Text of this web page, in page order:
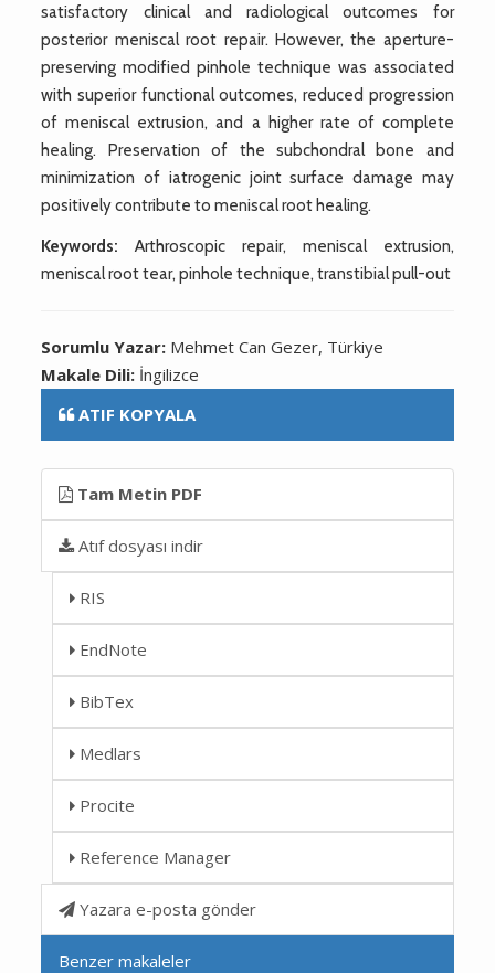
satisfactory clinical and radiological outcomes for
posterior meniscal root repair. However, the aperture-
preserving modified pinhole technique was associated
with superior functional outcomes, reduced progression
of meniscal extrusion, and a higher rate of complete
healing. Preservation of the subchondral bone and
minimization of iatrogenic joint surface damage may
positively contribute to meniscal root healing.
Keywords: Arthroscopic repair, meniscal extrusion,
meniscal root tear, pinhole technique, transtibial pull-out
Sorumlu Yazar: Mehmet Can Gezer, Türkiye
Makale Dili: İngilizce
ATIF KOPYALA
Tam Metin PDF
Atıf dosyası indir
RIS
EndNote
BibTex
Medlars
Procite
Reference Manager
Yazara e-posta gönder
Benzer makaleler